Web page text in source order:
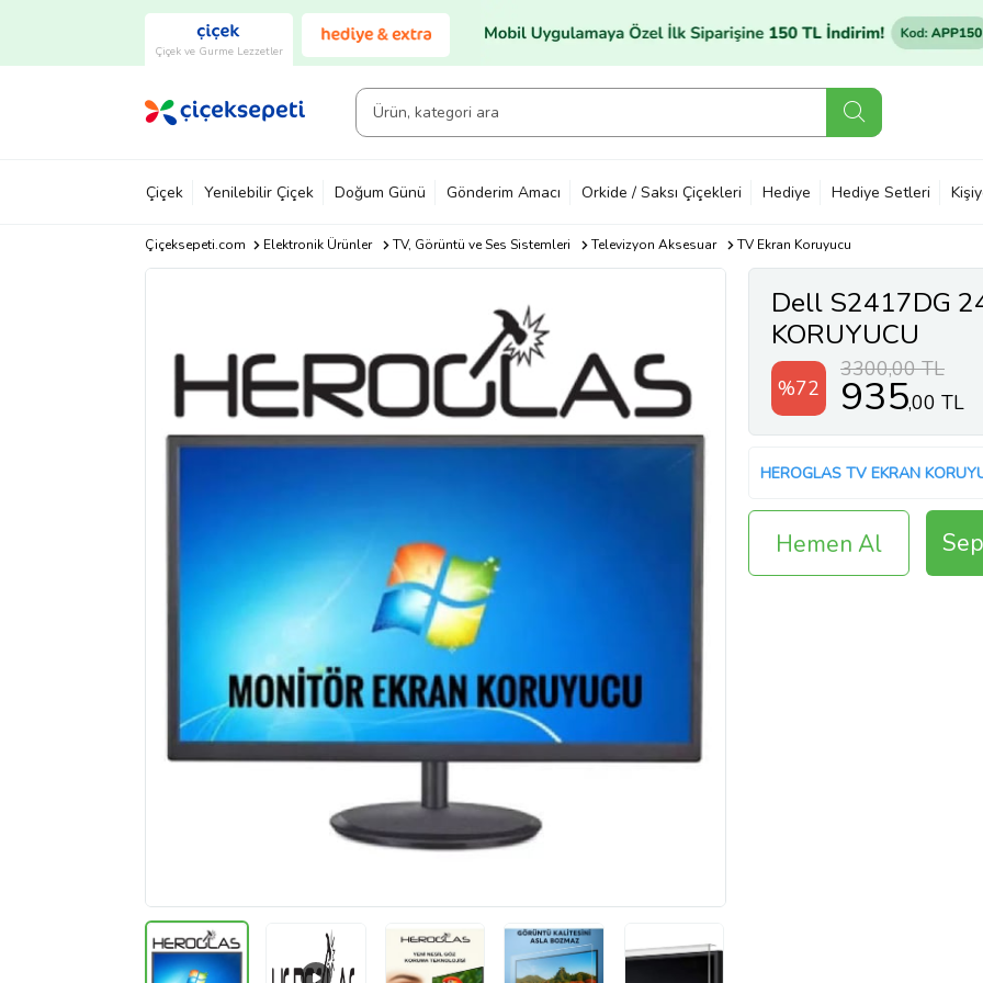
Çiçek ve Gurme Lezzetler
Çiçek Yenilebilir Çiçek Doğum Günü Gönderim Amacı Orkide / Saksı Çiçekleri Hediye Hediye Setleri
Çiçeksepeti.com Elektronik Ürünler TV, Görüntü ve Ses Sistemleri Televizyon Aksesuar TV Ekran Koruyucu
Dell S2417DG
KORUYUCU
%72
3300,00 TL
935,00 TL
HEROGLAS TV EKRAN
Hemen Al